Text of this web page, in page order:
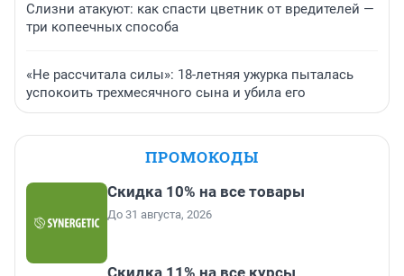
Слизни атакуют: как спасти цветник от вредителей —
три копеечных способа
«Не рассчитала силы»: 18-летняя ужурка пыталась
успокоить трехмесячного сына и убила его
ПРОМОКОДЫ
Скидка 10% на все товары
До 31 августа, 2026